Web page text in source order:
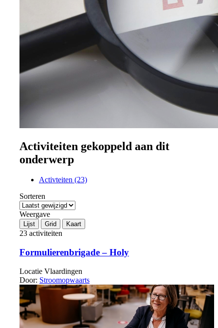
Activiteiten gekoppeld aan dit
onderwerp
Activteiten (23)
Sorteren
Weergave
Lijst Grid Kaart
23 activiteiten
Formulierenbrigade – Holy
Locatie Vlaardingen
Door: Stroomopwaarts